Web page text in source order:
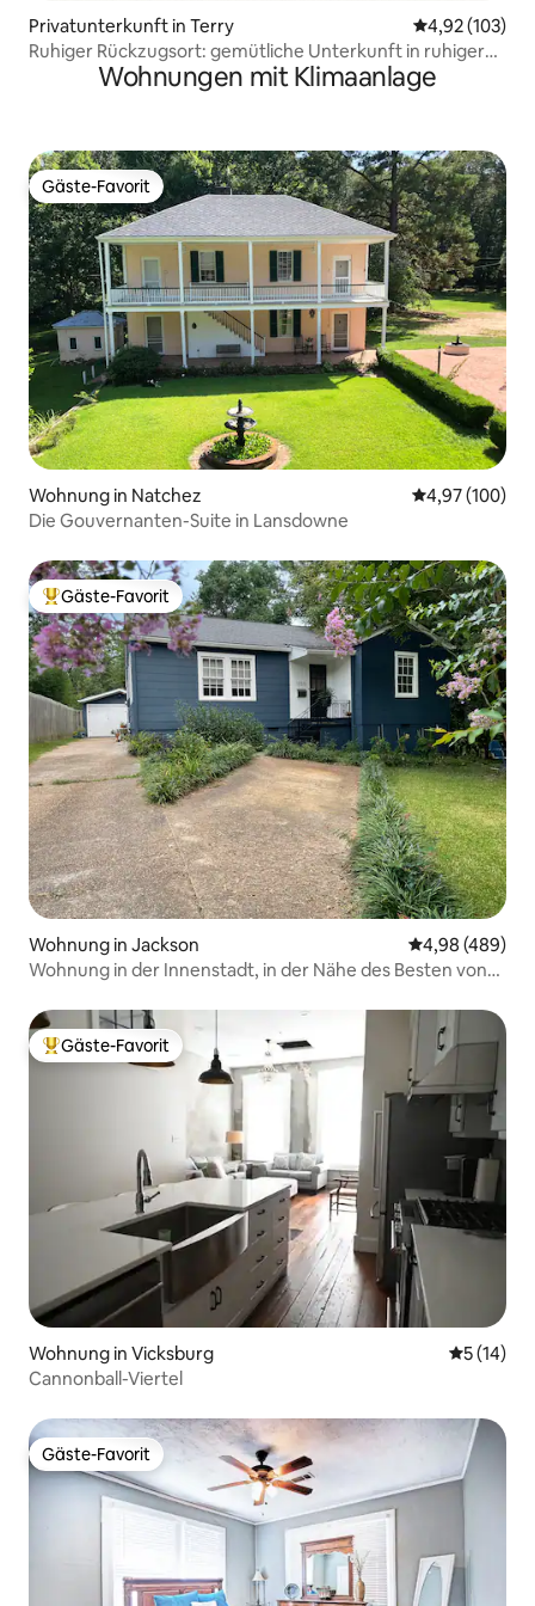
Privatunterkunft in Terry
4,92 (103)
Ruhiger Rückzugsort: gemütliche Unterkunft in ruhiger
NachbarschaftWohnungen mit Klimaanlage
Gäste-Favorit
Gäste-Favorit
Wohnung in Natchez
4,97 (100)
Die Gouvernanten-Suite in Lansdowne
Beliebter Gäste-Favorit.
Gäste-Favorit
Wohnung in Jackson
4,98 (489)
Wohnung in der Innenstadt, in der Nähe des Besten von
Beliebter Gäste-Favorit.
Gäste-Favorit
Wohnung in Vicksburg
5 (14)
Cannonball-Viertel
Gäste-Favorit
Gäste-Favorit